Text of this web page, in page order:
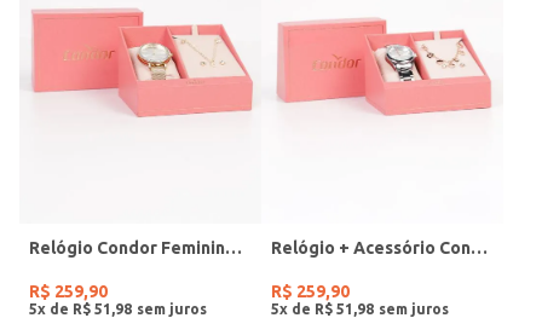
Relógio Condor Feminino DOURADO
R$ 259,90
5x de R$ 51 98
Relógio + Acessório Condor Feminino PRATA
R$ 259,90
5x de R$ 51 98